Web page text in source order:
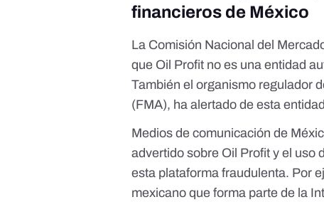
financieros de México
La Comisión Nacional del
que Oil Profit no es una entidad
También el organismo regulador
(FMA), ha alertado de esta entidad
Medios de comunicación de
advertido sobre Oil Profit y el uso
esta plataforma fraudulenta. Por
mexicano que forma parte de la